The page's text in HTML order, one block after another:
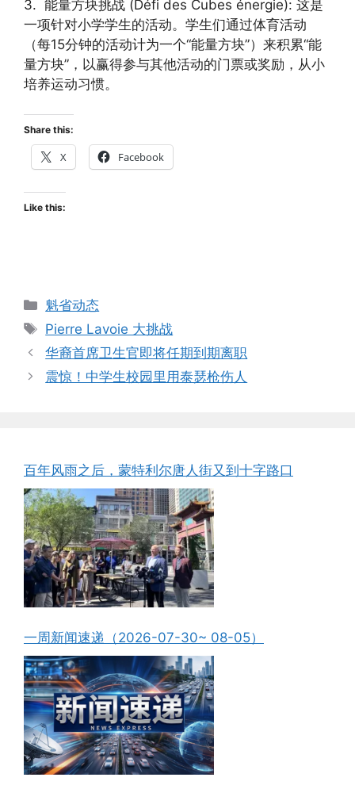
3. 能量方块挑战 (Défi des Cubes énergie): 这是
一项针对小学学生的活动。学生们通过体育活动
（每15分钟的活动计为一个“能量方块”）来积累“能
量方块”，以赢得参与其他活动的门票或奖励，从小
培养运动习惯。
Share this:
X Facebook
Like this:
Categories
魁省动态
Tags
Pierre Lavoie 大挑战
华裔首席卫生官即将任期到期离职
震惊！中学生校园里用泰瑟枪伤人
百年风雨之后，蒙特利尔唐人街又到十字路口
一周新闻速递（2026-07-30~ 08-05）